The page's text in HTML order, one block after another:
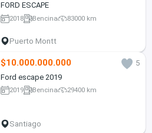
FORD ESCAPE
2018 Bencina 83000 km
Puerto Montt
$10.000.000.000
5
Ford escape 2019
2019 Bencina 29400 km
Santiago